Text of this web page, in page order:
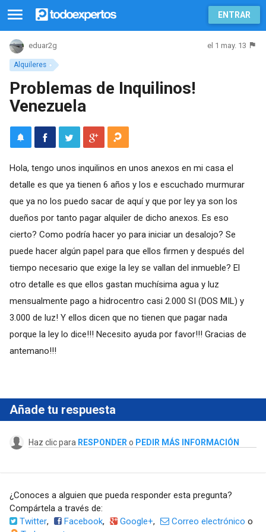
ENTRAR
Alquileres
eduar2g el 1 may. 13
Problemas de Inquilinos!
Venezuela
Hola, tengo unos inquilinos en unos anexos en mi casa el
detalle es que ya tienen 6 años y los e escuchado murmurar
que ya no los puedo sacar de aquí y que por ley ya son los
dueños por tanto pagar alquiler de dicho anexos. Es eso
cierto? Como podría hacer yo para iniciar un desalojo? Se
puede hacer algún papel para que ellos firmen y después del
tiempo necesario que exige la ley se vallan del inmueble? El
otro detalle es que ellos gastan muchísima agua y luz
mensualmente pago a hidrocentro casi 2.000 SI (DOS MIL) y
3.000 de luz! Y ellos dicen que no tienen que pagar nada
porque la ley lo dice!!! Necesito ayuda por favor!!! Gracias de
antemano!!!
Añade tu respuesta
Haz clic para RESPONDER o PEDIR MÁS INFORMACIÓN
¿Conoces a alguien que pueda responder esta pregunta?
Compártela a través de:
Twitter, Facebook, Google+, Correo electrónico o